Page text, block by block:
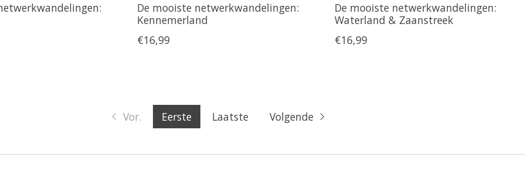
De mooiste netwerkwandelingen:
Kennemerland
€16,99
De mooiste netwerkwandelingen:
Waterland & Zaanstreek
€16,99
Vor. Eerste Laatste Volgende